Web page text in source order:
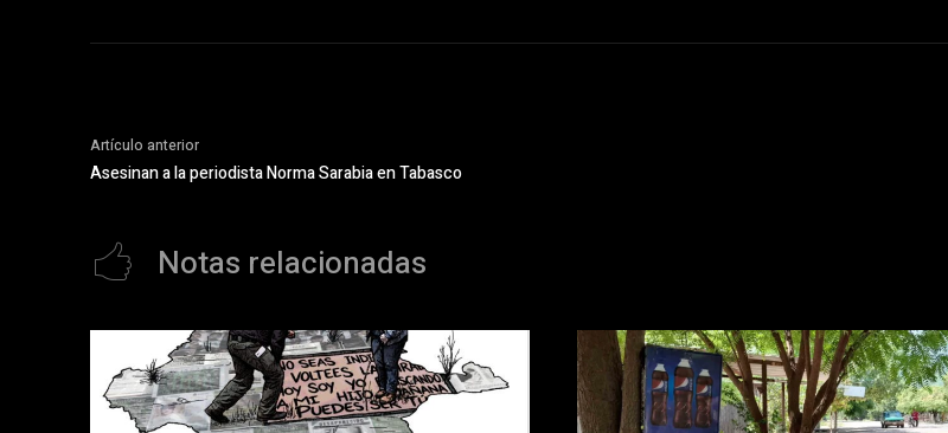
Artículo anterior
Asesinan a la periodista Norma Sarabia en Tabasco
Notas relacionadas